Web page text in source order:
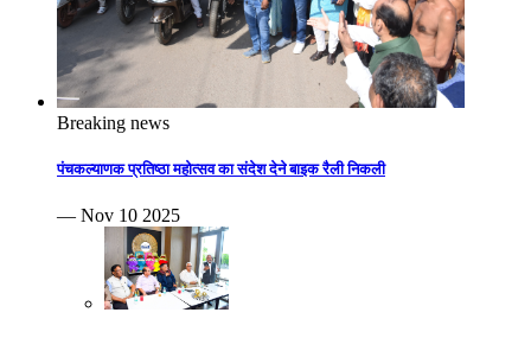
Breaking news
पंचकल्याणक प्रतिष्ठा महोत्सव का संदेश देने बाइक रैली निकली
— Nov 10 2025